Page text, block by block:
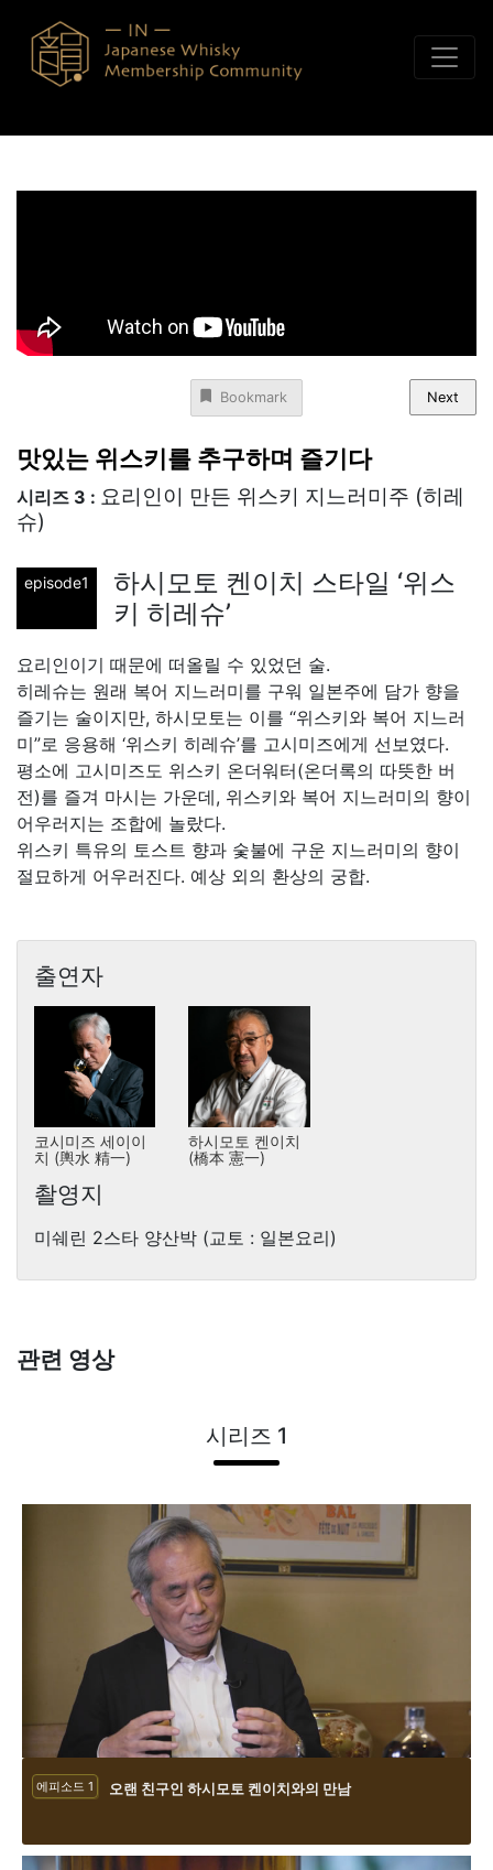
Bookmark Next
맛있는 위스키를 추구하며 즐기다
시리즈 3 : 요리인이 만든 위스키 지느러미주 (히레
슈)
episode1
하시모토 켄이치 스타일 ‘위스
키 히레슈’
요리인이기 때문에 떠올릴 수 있었던 술.
히레슈는 원래 복어 지느러미를 구워 일본주에 담가 향을
즐기는 술이지만, 하시모토는 이를 “위스키와 복어 지느러
미”로 응용해 ‘위스키 히레슈’를 고시미즈에게 선보였다.
평소에 고시미즈도 위스키 온더워터(온더록의 따뜻한 버
전)를 즐겨 마시는 가운데, 위스키와 복어 지느러미의 향이
어우러지는 조합에 놀랐다.
위스키 특유의 토스트 향과 숯불에 구운 지느러미의 향이
절묘하게 어우러진다. 예상 외의 환상의 궁합.
출연자
코시미즈 세이이
치 (輿水 精一)
하시모토 켄이치
(橋本 憲一)
촬영지
미쉐린 2스타 양산박 (교토 : 일본요리)
관련 영상
시리즈 1
에피소드 1 오랜 친구인 하시모토 켄이치와의 만남